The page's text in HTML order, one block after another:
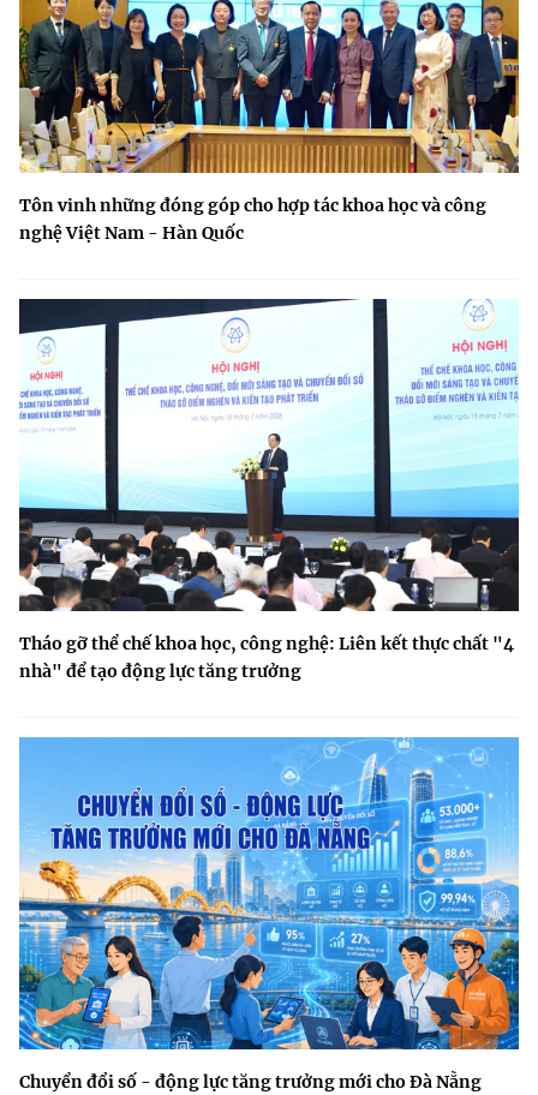
Tôn vinh những đóng góp cho hợp tác khoa học và công
nghệ Việt Nam - Hàn Quốc
Tháo gỡ thể chế khoa học, công nghệ: Liên kết thực chất "4
nhà" để tạo động lực tăng trưởng
Chuyển đổi số - động lực tăng trưởng mới cho Đà Nẵng